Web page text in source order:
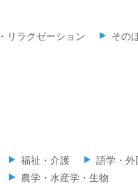
リラクゼーション その
福祉・介護
語学・外
農学・水産学・生物